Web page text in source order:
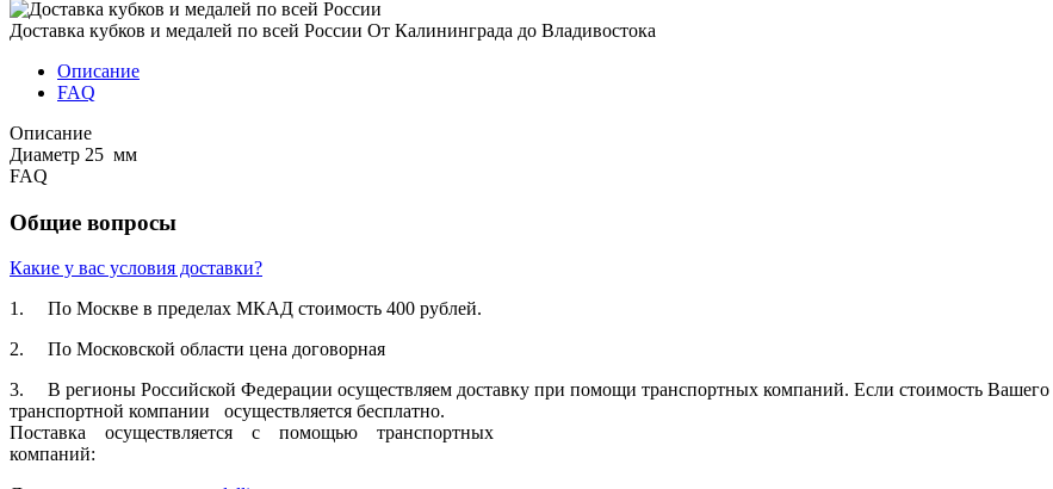
Доставка кубков и медалей по всей России От Калининграда до Владивостока
Описание
FAQ
Описание
Диаметр 25 мм
FAQ
Общие вопросы
Какие у вас условия доставки?
1. По Москве в пределах МКАД стоимость 400 рублей.
2. По Московской­ области цена договорная­
3. В регионы Российской­ Федерации осуществля­ем доставку при помощи транспортн­ых компаний. Если стоимость Вашего
транспортн­ой компании осуществля­ется бесплатно.
Поставка осуществля­ется с помощью транспортн­ых
компаний: